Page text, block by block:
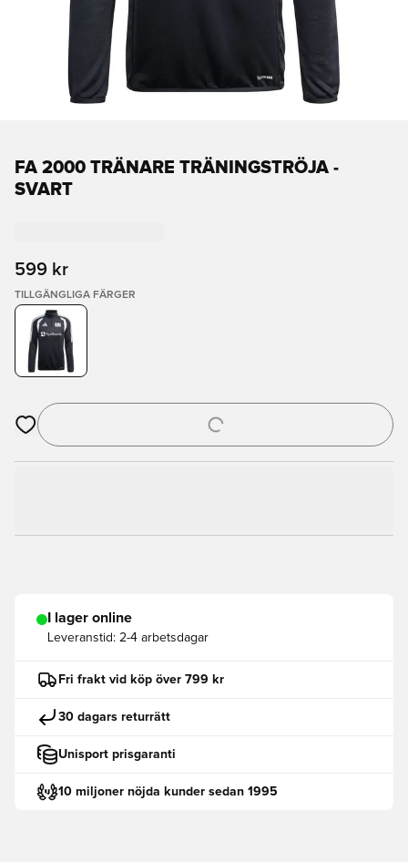
FA 2000 TRÄNARE TRÄNINGSTRÖJA -
SVART
599 kr
TILLGÄNGLIGA FÄRGER
Öppnar en Modal för att logga in eller registrera dig som
I lager online
Leveranstid: 2-4 arbetsdagar
Fri frakt vid köp över 799 kr
30 dagars returrätt
Unisport prisgaranti
10 miljoner nöjda kunder sedan 1995